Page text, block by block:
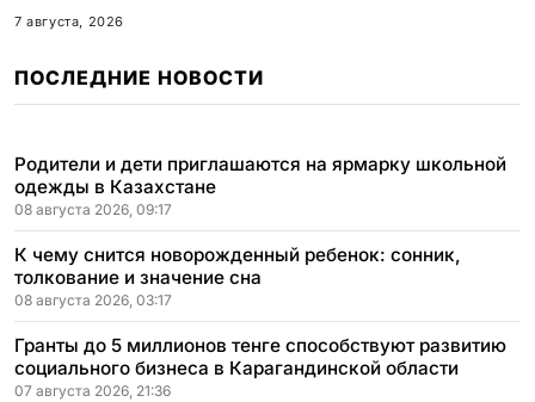
7 августа, 2026
ПОСЛЕДНИЕ НОВОСТИ
Родители и дети приглашаются на ярмарку школьной
одежды в Казахстане
08 августа 2026, 09:17
К чему снится новорожденный ребенок: сонник,
толкование и значение сна
08 августа 2026, 03:17
Гранты до 5 миллионов тенге способствуют развитию
социального бизнеса в Карагандинской области
07 августа 2026, 21:36